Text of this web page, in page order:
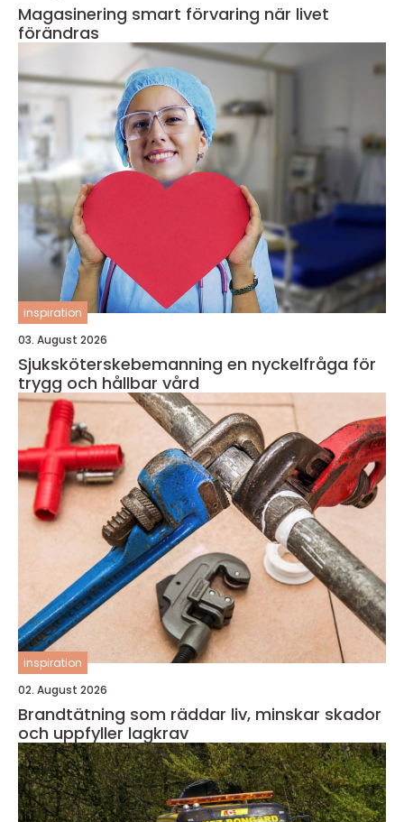
Magasinering smart förvaring när livet
förändras
inspiration
03. August 2026
Sjuksköterskebemanning en nyckelfråga för
trygg och hållbar vård
inspiration
02. August 2026
Brandtätning som räddar liv, minskar skador
och uppfyller lagkrav